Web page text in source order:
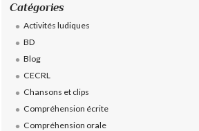
Catégories
Activités ludiques
BD
Blog
CECRL
Chansons et clips
Compréhension écrite
Compréhension orale